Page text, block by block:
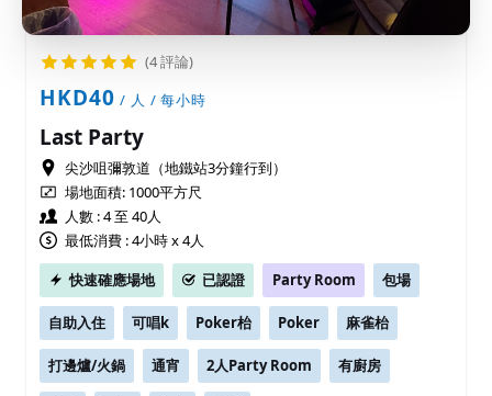
(4 評論)
HKD40 / 人 / 每小時
Last Party
尖沙咀彌敦道（地鐵站3分鐘行到）
場地面積: 1000平方尺
人數 : 4 至 40人
最低消費 : 4小時 x 4人
快速確應場地
已認證 Party Room 包場
自助入住 可唱k Poker枱 Poker 麻雀枱
打邊爐/火鍋 通宵 2人Party Room 有廚房